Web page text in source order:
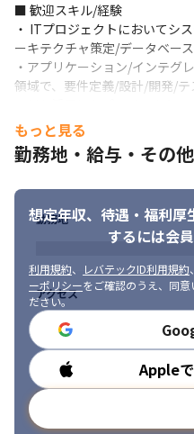
■ 歓迎スキル/経験
・ ITプロジェクトにおいてシ
ーキテクチャ策定/データベー
・アプリケーション/インテグ
領域で、要件定義/設計/開発/
・コンサルティング事業会社/
て、10名以上の部下をマネジメ
・ユーザーサイドに立った業務
■ 求める人物像
・プロジェクトの目的・ゴー
チ方法に落とし込んだ提案が
できる方
・ご自身がリードしているプ
よびチーム/メンバー間のコン
策を立てて実行に移すことが
・複雑な概念を分かりやすく
を行うことができる方
・特定の業界業種の知見、ま
リューションにおける深い専門
もっと見る
勤務地・給与・その
想定年収、待遇・福利厚
するには会
利用規約、 レバテックID利用規約、
ーポリシーをご確認のうえ、同
ださい。
Apple
勤務地
アクセス
勤務時間